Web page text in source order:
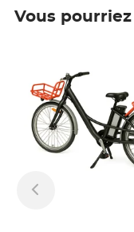
Vous